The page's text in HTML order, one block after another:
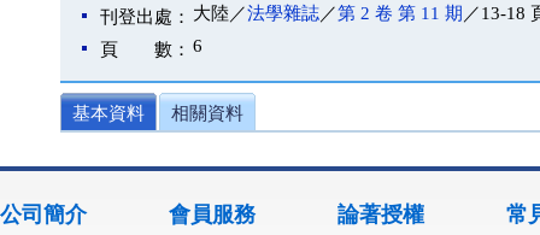
刊登出處： 大陸／法學雜誌／第 2 卷 第 11 期 ／13-18
頁 數： 6
基本資料 相關資料
公司簡介 會員服務 論著授權 常